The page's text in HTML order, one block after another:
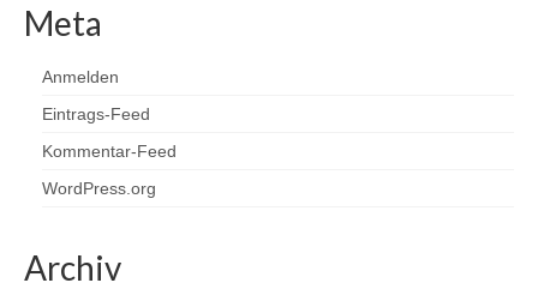
Meta
Anmelden
Eintrags-Feed
Kommentar-Feed
WordPress.org
Archiv